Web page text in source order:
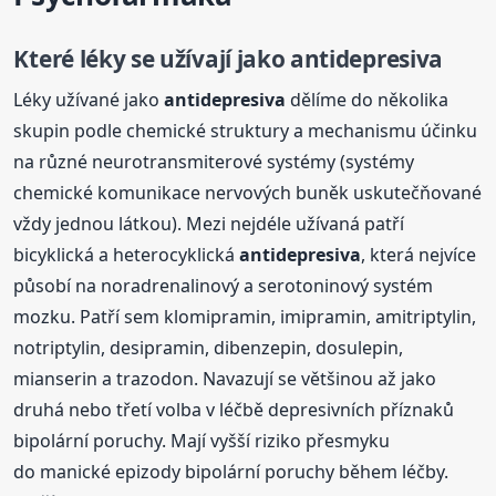
Které léky se užívají jako antidepresiva
Léky užívané jakoantidepresiva dělíme do několika
skupin podle chemické struktury a mechanismu účinku
na různé neurotransmiterové systémy (systémy
chemické komunikace nervových buněk uskutečňované
vždy jednou látkou). Mezi nejdéle užívaná patří
bicyklická a heterocyklickáantidepresiva, která nejvíce
působí na noradrenalinový a serotoninový systém
mozku. Patří sem klomipramin, imipramin, amitriptylin,
notriptylin, desipramin, dibenzepin, dosulepin,
mianserin a trazodon. Navazují se většinou až jako
druhá nebo třetí volba v léčbě depresivních příznaků
bipolární poruchy. Mají vyšší riziko přesmyku
do manické epizody bipolární poruchy během léčby.